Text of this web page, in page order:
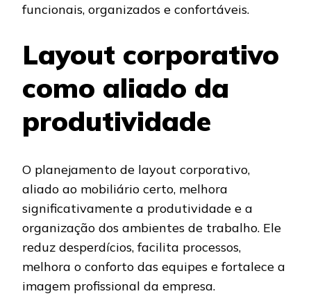
funcionais, organizados e confortáveis.
Layout corporativo
como aliado da
produtividade
O planejamento de layout corporativo,
aliado ao mobiliário certo, melhora
significativamente a produtividade e a
organização dos ambientes de trabalho. Ele
reduz desperdícios, facilita processos,
melhora o conforto das equipes e fortalece a
imagem profissional da empresa.